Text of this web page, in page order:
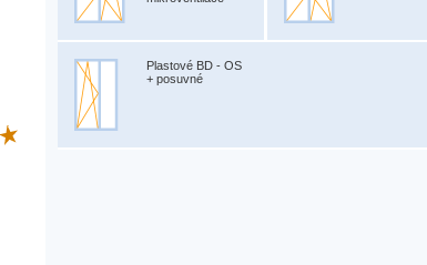
Plastové BD - OS
+ posuvné